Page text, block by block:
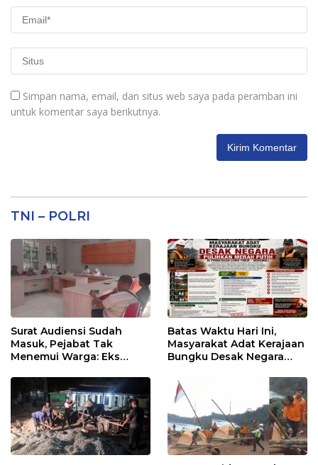
Simpan nama, email, dan situs web saya pada peramban ini
untuk komentar saya berikutnya.
TNI – POLRI
Surat Audiensi Sudah
Masuk, Pejabat Tak
Menemui Warga: Eks
Pelayanan Dinas
Transmigrasi Luwu Timur
Batas Waktu Hari Ini,
Masyarakat Adat Kerajaan
Bungku Desak Negara
Seba-Seba